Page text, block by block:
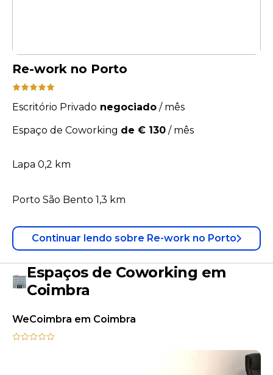
Re-work no Porto
Escritório Privado negociado / mês
Espaço de Coworking de € 130 / mês
Lapa 0,2 km
Porto São Bento 1,3 km
Continuar lendo sobre Re-work no Porto
Espaços de Coworking em
Coimbra
WeCoimbra em Coimbra